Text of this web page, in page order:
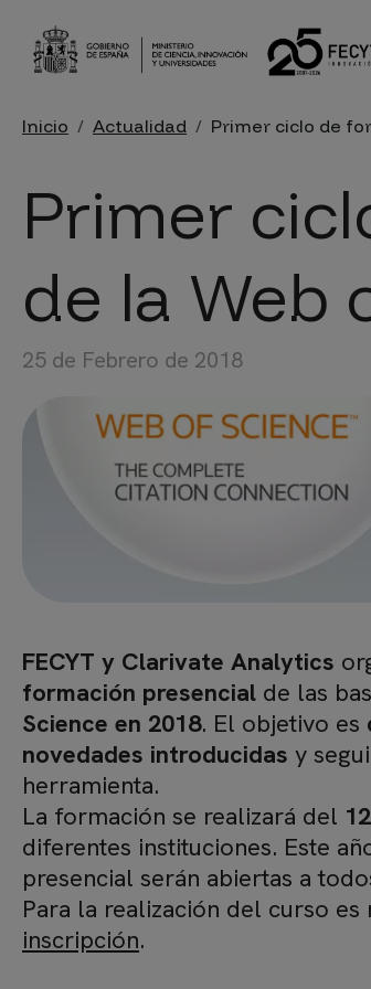
Sobrescribir enlaces
Inicio Actualidad Primer ciclo de
25 de Febrero de 2018
Primer
de la Web
FECYT y Clarivate Analytics
formación presencial de las
Science en 2018. El objetivo es
novedades introducidas y
herramienta.
La formación se realizará del
diferentes instituciones. Este
presencial serán abiertas a
Para la realización del curso
inscripción.